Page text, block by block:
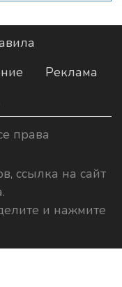
Реклама
права
ссылка на сайт
и нажмите